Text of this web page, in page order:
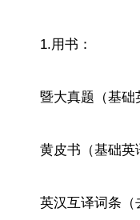
1.用书：
暨大真题（基础英
黄皮书（基础英语
英汉互译词条（